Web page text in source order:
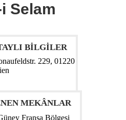
Selam
BİLGİLER
229, 01220
MEKÂNLAR
Fransa Bölgesi